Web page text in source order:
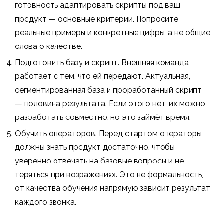
готовность адаптировать скрипты под ваш
продукт — основные критерии. Попросите
реальные примеры и конкретные цифры, а не общие
слова о качестве.
Подготовить базу и скрипт. Внешняя команда
работает с тем, что ей передают. Актуальная,
сегментированная база и проработанный скрипт
— половина результата. Если этого нет, их можно
разработать совместно, но это займёт время.
Обучить операторов. Перед стартом операторы
должны знать продукт достаточно, чтобы
уверенно отвечать на базовые вопросы и не
теряться при возражениях. Это не формальность,
от качества обучения напрямую зависит результат
каждого звонка.